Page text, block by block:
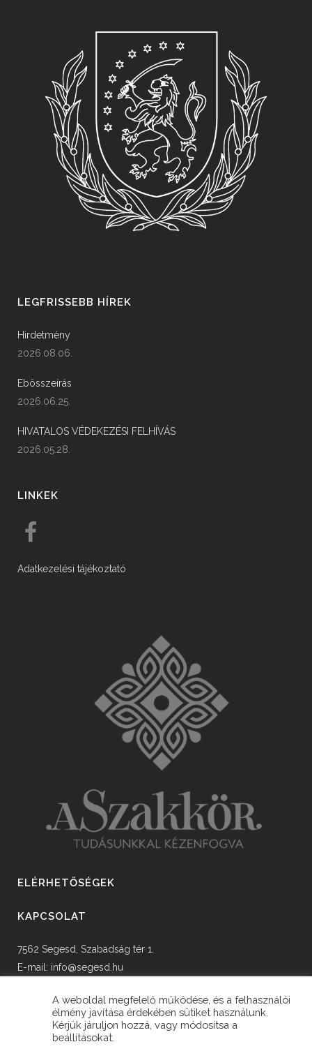
LEGFRISSEBB HÍREK
Hirdetmény
2026.08.06.
Ebösszeírás
2026.06.25.
HIVATALOS VÉDEKEZÉSI FELHÍVÁS
2026.05.28.
LINKEK
Adatkezelési tájékoztató
ELÉRHETŐSÉGEK
KAPCSOLAT
7562 Segesd, Szabadság tér 1.
E-mail: info@segesd.hu
A weboldal megfelelő működése, és a felhasználói
élmény javítása érdekében sütiket használunk.
Kérjük járuljon hozzá, vagy módosítsa a
beállításokat.